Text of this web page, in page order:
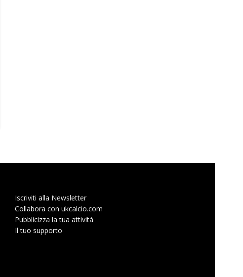
Iscriviti alla Newsletter
Collabora con ukcalcio.com
Pubblicizza la tua attività
Il tuo supporto